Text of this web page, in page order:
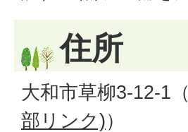
住所
大和市草柳3‐12‐1（
部リンク)）